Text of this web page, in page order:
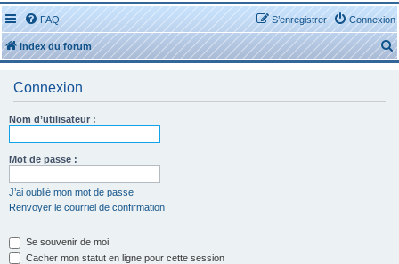
FAQ Connexion
S’enregistrer
Index du forum
e
Connexion
Nom d’utilisateur :
Mot de passe :
J’ai oublié mon mot de passe
Renvoyer le courriel de confirmation
Se souvenir de moi
Cacher mon statut en ligne pour cette session